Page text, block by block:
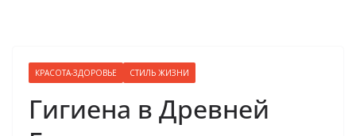
КРАСОТА-ЗДОРОВЬЕ СТИЛЬ ЖИЗНИ
Гигиена в Древней